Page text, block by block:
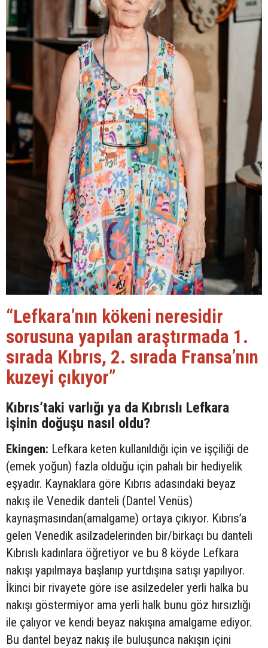
“Lefkara’nın kökeni neresidir
sorusuna yapılan araştırmada 1.
sırada Kıbrıs, 2. sırada Fransa’nın
kuzeyi çıkıyor”
Kıbrıs’taki varlığı ya da Kıbrıslı Lefkara
işinin doğuşu nasıl oldu?
Ekingen: Lefkara keten kullanıldığı için ve işçiliği de
(emek yoğun) fazla olduğu için pahalı bir hediyelik
eşyadır. Kaynaklara göre Kıbrıs adasındaki beyaz
nakış ile Venedik danteli (Dantel Venüs)
kaynaşmasından(amalgame) ortaya çıkıyor. Kıbrıs’a
gelen Venedik asilzadelerinden bir/birkaçı bu danteli
Kıbrıslı kadınlara öğretiyor ve bu 8 köyde Lefkara
nakışı yapılmaya başlanıp yurtdışına satışı yapılıyor.
İkinci bir rivayete göre ise asilzedeler yerli halka bu
nakışı göstermiyor ama yerli halk bunu göz hırsızlığı
ile çalıyor ve kendi beyaz nakışına amalgame ediyor.
Bu dantel beyaz nakış ile buluşunca nakışın içini